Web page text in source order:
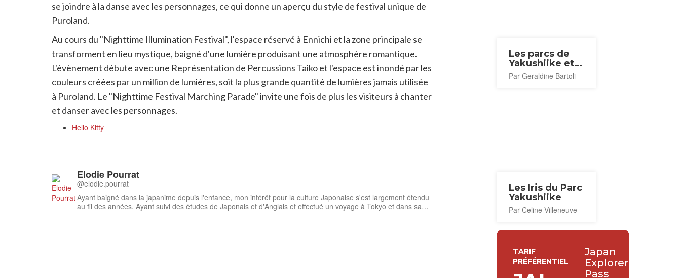
se joindre à la danse avec les personnages, ce qui donne un aperçu du style de festival unique de
Puroland.
Au cours du "Nighttime Illumination Festival", l'espace réservé à Ennichi et la zone principale se
transforment en lieu mystique, baigné d'une lumière produisant une atmosphère romantique.
L'évènement débute avec une Représentation de Percussions Taiko et l'espace est inondé par les
couleurs créées par un million de lumières, soit la plus grande quantité de lumières jamais utilisée
à Puroland. Le "Nighttime Festival Marching Parade" invite une fois de plus les visiteurs à chanter
et danser avec les personnages.
Hello Kitty
Elodie Pourrat
@elodie.pourrat
Ayant baigné dans la japanime depuis l'enfance, mon intérêt pour la culture Japonaise s'est largement étendu
au fil des années. Ayant suivi des études de Japonais et d'Anglais et effectué un voyage à Tokyo et dans sa
Les parcs de
Yakushiike et
Nozuta
Par Geraldine Bartoli
Les Iris du Parc
Yakushiike
Par Celine Villeneuve
TARIF
PRÉFÉRENTIEL
Japan
Explorer
Pass